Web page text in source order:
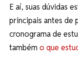
E aí, suas dúvidas
principais antes de
cronograma de
também o que